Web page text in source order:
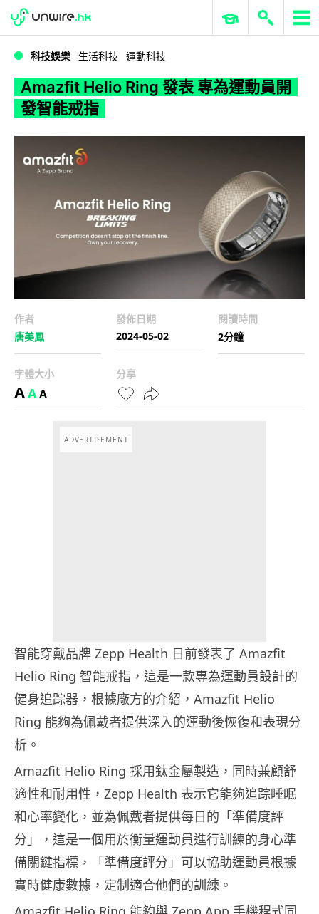
WWDC 2026 ERP 與商業 AI
科技娛樂 生活科技 運動科技
Amazfit Helio Ring 發表 專為運動員開
發智能戒指
作者
唐美鳳
發佈日期
2024-05-02
閱讀時間
2分鐘
字體大小
AAA
分享
ADVERTISEMENT
智能穿戴品牌 Zepp Health 日前發表了 Amazfit
Helio Ring 智能戒指，這是一款專為運動員設計的
健身追踪器，根據廠方的介紹，Amazfit Helio
Ring 能夠為佩戴者提供深入的運動後恢復和表現分
析。
Amazfit Helio Ring 採用鈦金屬製造，同時兼顧舒
適性和耐用性，Zepp Health 表示它能夠追踪睡眠
和心率變化，並為佩戴者提供每日的「準備度評
分」，這是一個用於衡量運動員進行訓練的身心準
備關鍵指標，「準備度評分」可以協助運動員根據
實時健康數據，定制適合他們的訓練。